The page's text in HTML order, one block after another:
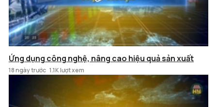
Ứng dụng công nghệ, nâng cao hiệu quả sản xuất
18 ngày trước 1.1K lượt xem